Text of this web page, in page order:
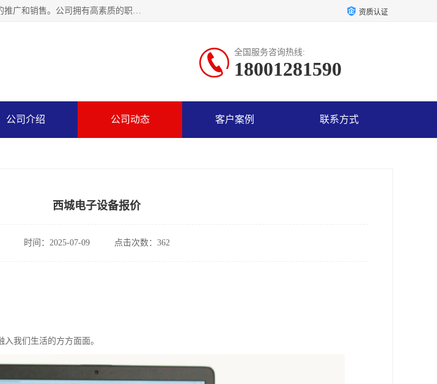
北京熹格姆医疗科技有限公司,主要致力于精神科、精神诊断分析仪、心理科、康复类仪器的推广和销售。公司拥有高素质的职工队伍和完善的服务体系,实行安装、调试、人员培训及售后保障一条龙服务,力求为精神、神经健康事业做岀应有的贡献，我们诚恳期待全国各医疗单位和经营公司与我们合作。 资质认证
全国服务咨询热线:
18001281590
公司介绍 公司动态 客户案例 联系方式
西城电子设备报价
时间：2025-07-09 点击次数：362
我们生活的方方面面。